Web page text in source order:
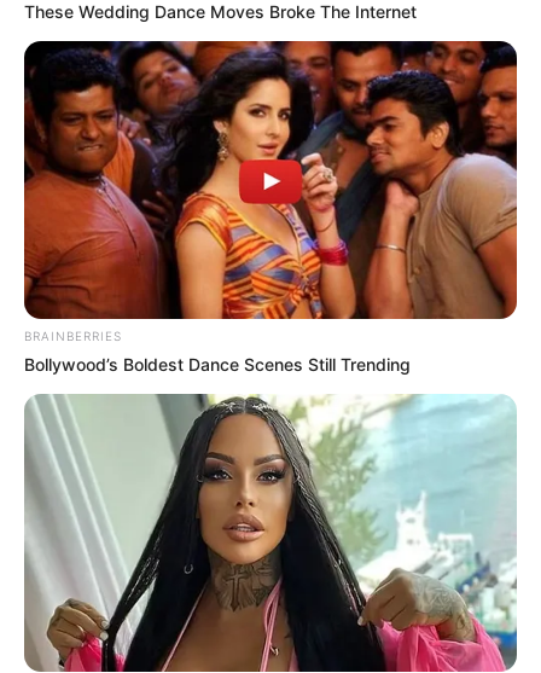
These Wedding Dance Moves Broke The Internet
BRAINBERRIES
Bollywood’s Boldest Dance Scenes Still Trending